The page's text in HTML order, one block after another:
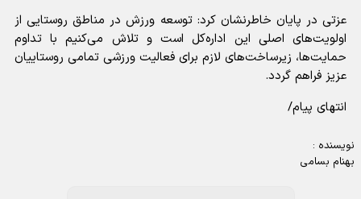
عزتی در پایان خاطرنشان کرد: توسعه ورزش در مناطق روستایی از
اولویت‌های اصلی این اداره‌کل است و تلاش می‌کنیم با تداوم
حمایت‌ها، زیرساخت‌های لازم برای فعالیت ورزشی تمامی روستاییان
عزیز فراهم گردد.
انتهای پیام/
نویسنده :
بهنام بسامی